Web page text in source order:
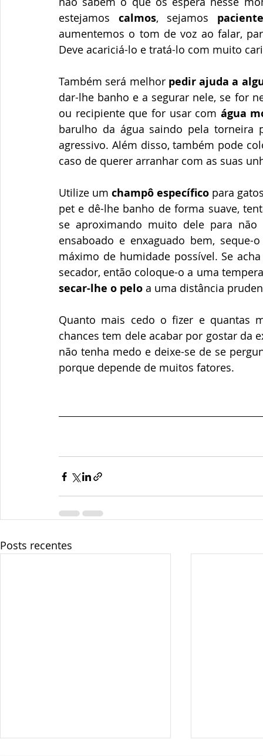
estejamos calmos, sejamos
aumentemos o tom de voz ao falar,
Deve acariciá-lo e tratá-lo com muito
Também será melhor pedir ajuda a
dar-lhe banho e a segurar nele, se for
ou recipiente que for usar com água
barulho da água saindo pela
agressivo. Além disso, também pode
caso de querer arranhar com as suas
Utilize um champô específico para
pet e dê-lhe banho de forma suave,
se aproximando muito dele para
ensaboado e enxaguado bem,
máximo de humidade possível. Se
secar-lhe o pelo a uma distância
Quanto mais cedo o fizer e quantas
chances tem dele acabar por gostar da
não tenha medo e deixe-se de se
porque depende de muitos fatores.
Posts recentes